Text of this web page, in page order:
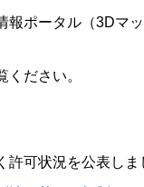
報ポータル（3Dマ
ください。
許可状況を公表しま